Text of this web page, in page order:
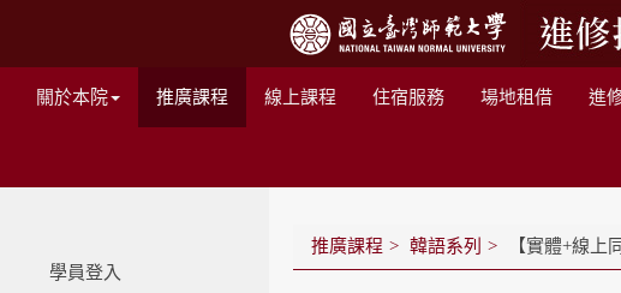
關於本院 推廣課程 線上課程 住宿服務 場地租借 進
學員登入
推廣課程 韓語系列 【實體+線